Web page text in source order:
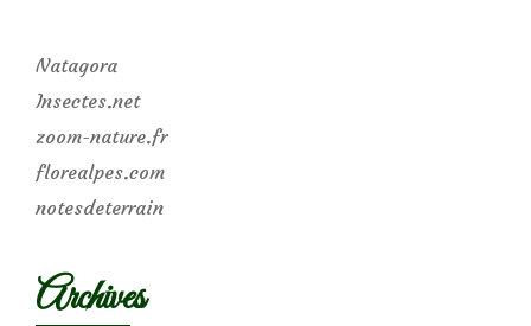
Natagora
Insectes.net
zoom-nature.fr
florealpes.com
notesdeterrain
Archives